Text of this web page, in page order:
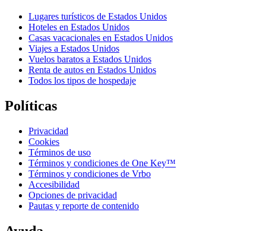
Lugares turísticos de Estados Unidos
Hoteles en Estados Unidos
Casas vacacionales en Estados Unidos
Viajes a Estados Unidos
Vuelos baratos a Estados Unidos
Renta de autos en Estados Unidos
Todos los tipos de hospedaje
Políticas
Privacidad
Cookies
Términos de uso
Términos y condiciones de One Key™
Términos y condiciones de Vrbo
Accesibilidad
Opciones de privacidad
Pautas y reporte de contenido